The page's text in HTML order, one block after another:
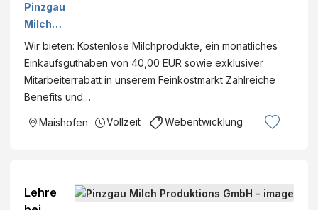
Initiativb
ewerbun
g
(m/w/d)
Pinzgau
Milch
Produktio
ns GmbH
Wir bieten: Kostenlose Milchprodukte, ein monatliches
Einkaufsguthaben von 40,00 EUR sowie exklusiver
Mitarbeiterrabatt in unserem Feinkostmarkt Zahlreiche
Benefits und…
Maishofen Vollzeit Webentwicklung
Lehre